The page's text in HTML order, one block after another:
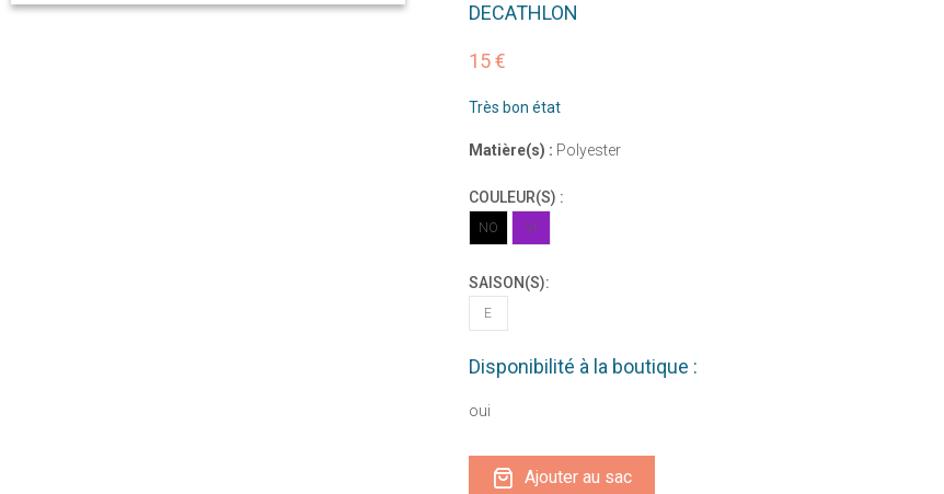
DECATHLON
15 €
Très bon état
Matière(s) : Polyester
COULEUR(S) :
NO VI
SAISON(S):
E
Disponibilité à la boutique :
oui
Ajouter au sac